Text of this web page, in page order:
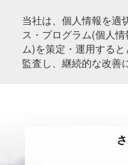
当社は、個人情報を適
ス・プログラム(個人
ム)を策定・運用する
監査し、継続的な改善